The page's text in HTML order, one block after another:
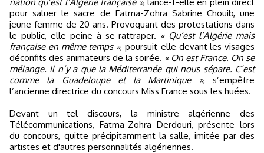
pour saluer le sacre de Fatma-Zohra Sabrine Chouib, une
jeune femme de 20 ans. Provoquant des protestations dans
le public, elle peine à se rattraper. « Qu’est l’Algérie mais
française en même temps », poursuit-elle devant les visages
déconfits des animateurs de la soirée. « On est France. On se
mélange. Il n’y a que la Méditerranée qui nous sépare. C’est
comme la Guadeloupe et la Martinique », s’empêtre
l’ancienne directrice du concours Miss France sous les huées.
Devant un tel discours, la ministre algérienne des
Télécommunications, Fatma-Zohra Derdouri, présente lors
du concours, quitte précipitamment la salle, imitée par des
artistes et d'autres personnalités algériennes.